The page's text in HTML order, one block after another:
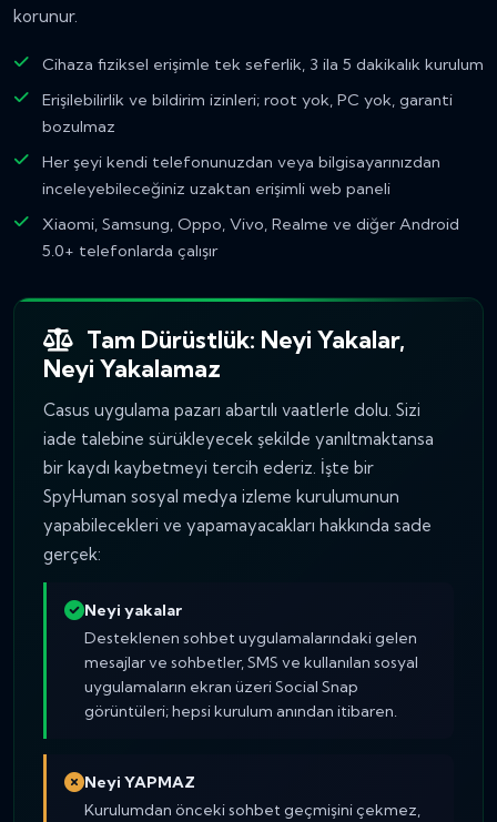
korunur.
Cihaza fiziksel erişimle tek seferlik, 3 ila 5 dakikalık kurulum
Erişilebilirlik ve bildirim izinleri; root yok, PC yok, garanti
bozulmaz
Her şeyi kendi telefonunuzdan veya bilgisayarınızdan
inceleyebileceğiniz uzaktan erişimli web paneli
Xiaomi, Samsung, Oppo, Vivo, Realme ve diğer Android
5.0+ telefonlarda çalışır
Tam Dürüstlük: Neyi Yakalar,
Neyi Yakalamaz
Casus uygulama pazarı abartılı vaatlerle dolu. Sizi
iade talebine sürükleyecek şekilde yanıltmaktansa
bir kaydı kaybetmeyi tercih ederiz. İşte bir
SpyHuman sosyal medya izleme kurulumunun
yapabilecekleri ve yapamayacakları hakkında sade
gerçek:
Neyi yakalar
Desteklenen sohbet uygulamalarındaki gelen
mesajlar ve sohbetler, SMS ve kullanılan sosyal
uygulamaların ekran üzeri Social Snap
görüntüleri; hepsi kurulum anından itibaren.
Neyi YAPMAZ
Kurulumdan önceki sohbet geçmişini çekmez,